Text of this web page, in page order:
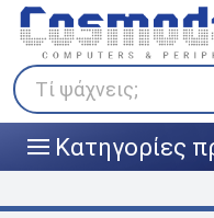
Τί ψάχνεις;
||| Κατηγορίες
Klarna
Πληρώστε σε 3
άτοκες δόσεις